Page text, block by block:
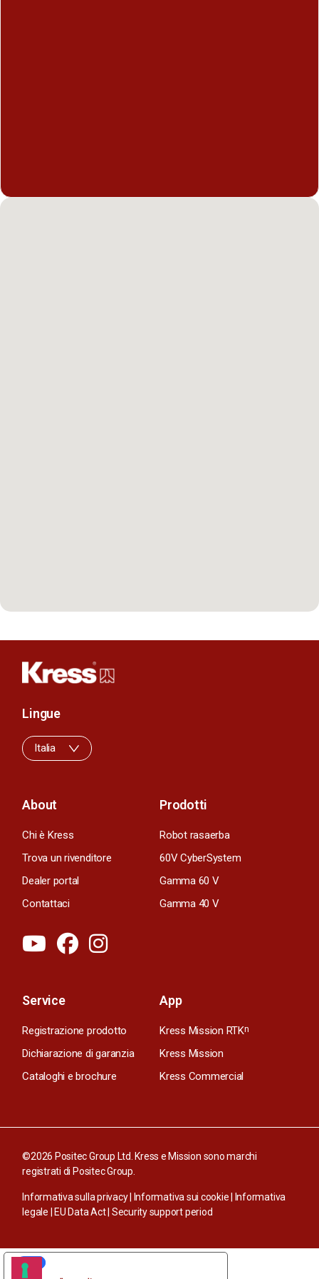
About
Chi è Kress
Trova un rivenditore
Dealer portal
Contattaci
Prodotti
Robot rasaerba
60V CyberSystem
Gamma 60 V
Gamma 40 V
Service
Registrazione prodotto
Dichiarazione di garanzia
Cataloghi e brochure
App
Kress Mission RTKn
Kress Mission
Kress Commercial
Lingue
Italia
©2026 Positec Group Ltd. Kress e Mission sono marchi
registrati di Positec Group.
Informativa sulla privacy| Informativa sui cookie| Informativa
legale |EU Data Act| Security support period